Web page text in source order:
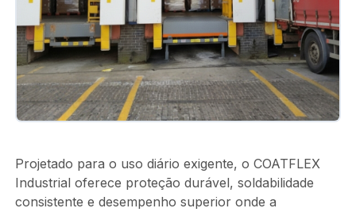
Projetado para o uso diário exigente, o COATFLEX
Industrial oferece proteção durável, soldabilidade
consistente e desempenho superior onde a